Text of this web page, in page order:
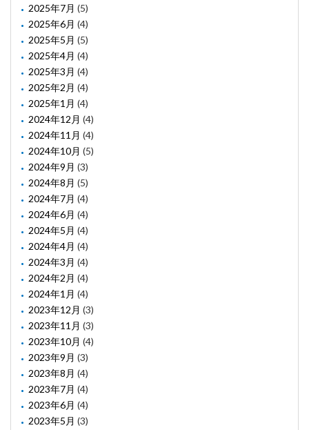
2025年7月 (5)
2025年6月 (4)
2025年5月 (5)
2025年4月 (4)
2025年3月 (4)
2025年2月 (4)
2025年1月 (4)
2024年12月 (4)
2024年11月 (4)
2024年10月 (5)
2024年9月 (3)
2024年8月 (5)
2024年7月 (4)
2024年6月 (4)
2024年5月 (4)
2024年4月 (4)
2024年3月 (4)
2024年2月 (4)
2024年1月 (4)
2023年12月 (3)
2023年11月 (3)
2023年10月 (4)
2023年9月 (3)
2023年8月 (4)
2023年7月 (4)
2023年6月 (4)
2023年5月 (3)